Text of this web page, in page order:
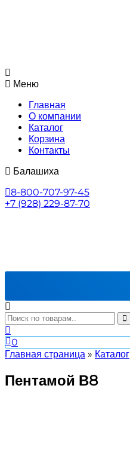
Меню
Главная
О компании
Каталог
Корзина
Контакты
Балашиха
8-800-707-97-45
+7 (928) 229-87-70
0
Главная страница » Каталог
Пентамой В8